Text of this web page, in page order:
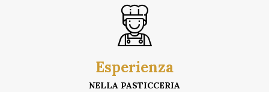
Esperienza
NELLA PASTICCERIA